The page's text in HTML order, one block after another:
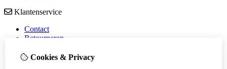
Klantenservice
Contact
Retourneren
Veelgestelde vragen
Cookies & Privacy